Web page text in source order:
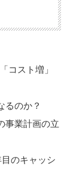
コスト増」
るのか？
事業計画の立
のキャッシ